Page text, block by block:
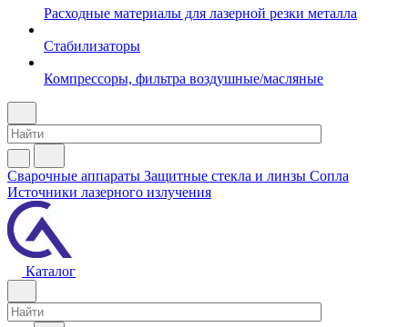
Расходные материалы для лазерной резки металла
Стабилизаторы
Компрессоры, фильтра воздушные/масляные
Сварочные аппараты Защитные стекла и линзы Сопла
Источники лазерного излучения
Каталог